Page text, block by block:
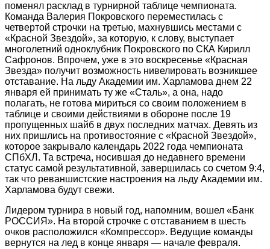
поменял расклад в турнирной таблице чемпионата.
Команда Валерия Покровского переместилась с
четвертой строчки на третью, махнувшись ­местами с
«Красной Звездой», за которую, к слову, выступает
многолетний одноклубник Покровского по СКА Кирилл
Сафронов. Впрочем, уже в это воскресенье «Красная
Звезда» получит возможность нивелировать возникшее
отставание. На льду Академии им. Харламова днем 22
января ей принимать ту же «Сталь», а она, надо
полагать, не готова мириться со своим положением в
таблице и своими действиями в обороне после 19
пропущенных шайб в двух последних матчах. Девять из
них пришлись на противостояние с «Красной Звездой»,
которое закрывало календарь 2022 года чемпионата
СПбХЛ. Та встреча, носившая до недавнего времени
статус самой результативной, завершилась со счетом 9:4,
так что реваншистские настроения на льду Академии им.
Харламова будут свежи.
Лидером турнира в новый год, напомним, вошел «Банк
РОССИЯ». На второй строчке с отставанием в шесть
очков расположился «Компрессор». Ведущие команды
вернутся на лед в конце января — начале февраля.